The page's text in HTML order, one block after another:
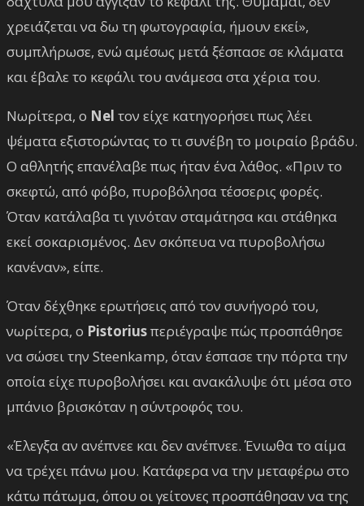
χρειάζεται να δω τη φωτογραφία, ήμουν εκεί»,
συμπλήρωσε, ενώ αμέσως μετά ξέσπασε σε κλάματα
και έβαλε το κεφάλι του ανάμεσα στα χέρια του.
Νωρίτερα, ο Nel τον είχε κατηγορήσει πως λέει
ψέματα εξιστορώντας το τι συνέβη το μοιραίο βράδυ.
Ο αθλητής επανέλαβε πως ήταν ένα λάθος. «Πριν το
σκεφτώ, από φόβο, πυροβόλησα τέσσερις φορές.
Όταν κατάλαβα τι γινόταν σταμάτησα και στάθηκα
εκεί σοκαρισμένος. Δεν σκόπευα να πυροβολήσω
κανέναν», είπε.
Όταν δέχθηκε ερωτήσεις από τον συνήγορό του,
νωρίτερα, ο Pistoriusπεριέγραψε πώς προσπάθησε
να σώσει την Steenkamp, όταν έσπασε την πόρτα την
οποία είχε πυροβολήσει και ανακάλυψε ότι μέσα στο
μπάνιο βρισκόταν η σύντροφός του.
«Έλεγξα αν ανέπνεε και δεν ανέπνεε. Ένιωθα το αίμα
να τρέχει πάνω μου. Κατάφερα να την μεταφέρω στο
κάτω πάτωμα, όπου οι γείτονες προσπάθησαν να της